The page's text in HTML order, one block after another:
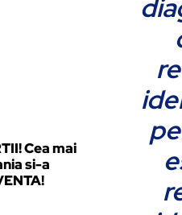
Cea mai
si-a